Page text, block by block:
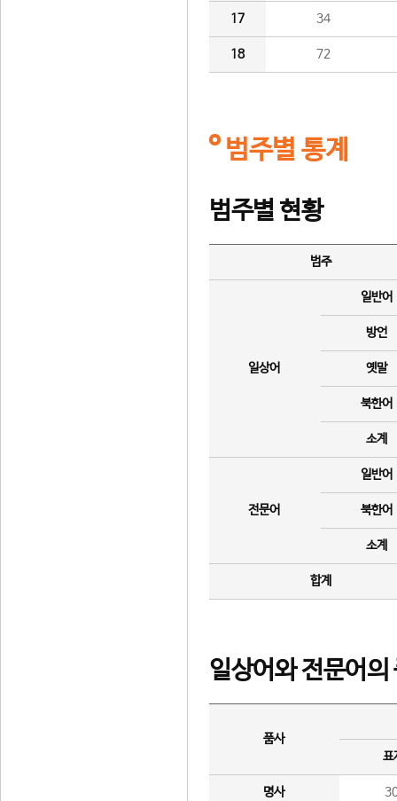
17 34
18 72
범주별 통계
범주별 현황
범주
일상어
일반어
방언
옛말
북한어
소계
전문어
일반어
북한어
소계
합계
일상어와 전문어의
품사
표
명사